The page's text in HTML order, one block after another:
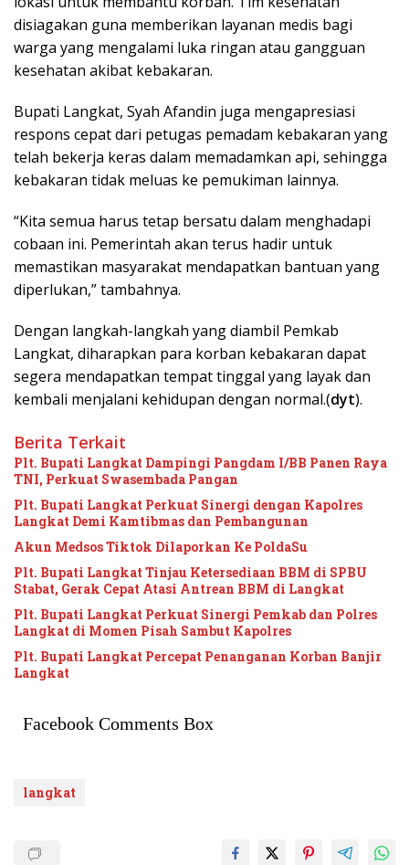
disiagakan guna memberikan layanan medis bagi
warga yang mengalami luka ringan atau gangguan
kesehatan akibat kebakaran.
Bupati Langkat, Syah Afandin juga mengapresiasi
respons cepat dari petugas pemadam kebakaran yang
telah bekerja keras dalam memadamkan api, sehingga
kebakaran tidak meluas ke pemukiman lainnya.
“Kita semua harus tetap bersatu dalam menghadapi
cobaan ini. Pemerintah akan terus hadir untuk
memastikan masyarakat mendapatkan bantuan yang
diperlukan,” tambahnya.
Dengan langkah-langkah yang diambil Pemkab
Langkat, diharapkan para korban kebakaran dapat
segera mendapatkan tempat tinggal yang layak dan
kembali menjalani kehidupan dengan normal.(dyt).
Berita Terkait
Plt. Bupati Langkat Dampingi Pangdam I/BB Panen Raya
TNI, Perkuat Swasembada Pangan
Plt. Bupati Langkat Perkuat Sinergi dengan Kapolres
Langkat Demi Kamtibmas dan Pembangunan
Akun Medsos Tiktok Dilaporkan Ke PoldaSu
Plt. Bupati Langkat Tinjau Ketersediaan BBM di SPBU
Stabat, Gerak Cepat Atasi Antrean BBM di Langkat
Plt. Bupati Langkat Perkuat Sinergi Pemkab dan Polres
Langkat di Momen Pisah Sambut Kapolres
Plt. Bupati Langkat Percepat Penanganan Korban Banjir
Langkat
Facebook Comments Box
langkat